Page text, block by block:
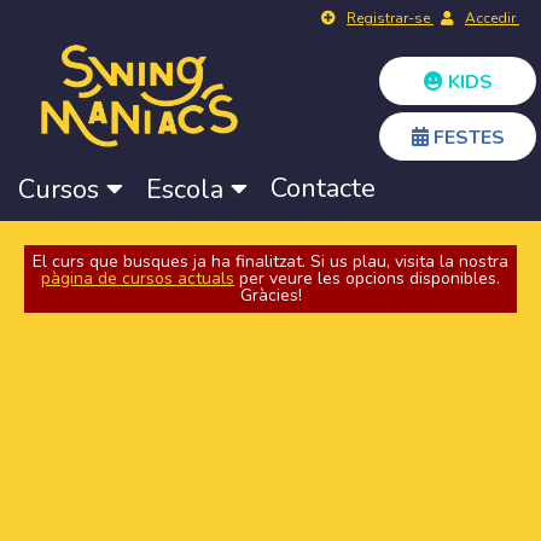
Registrar-se Accedir
KIDS
FESTES
Cursos Escola Contacte
El curs que busques ja ha finalitzat. Si us plau, visita la nostra
pàgina de cursos actuals per veure les opcions disponibles.
Gràcies!